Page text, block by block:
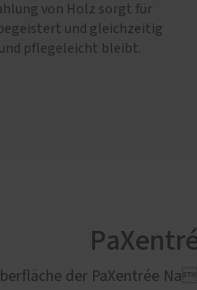
von Holz sorgt für
und gleichzeitig
pflegeleicht bleibt.
der PaXentrée